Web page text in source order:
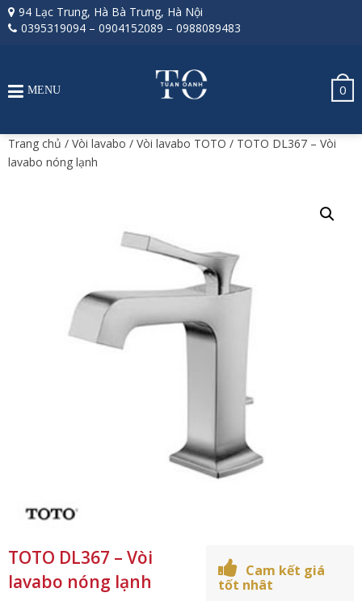
94 Lạc Trung, Hà Bà Trưng, Hà Nội
0395319094 – 0904152089 – 0988089483
0
MENU
Trang chủ / Vòi lavabo / Vòi lavabo TOTO / TOTO DL367 – Vòi
lavabo nóng lạnh
TOTO DL367 – Vòi
lavabo nóng lạnh
Cam kết giá
tốt nhât